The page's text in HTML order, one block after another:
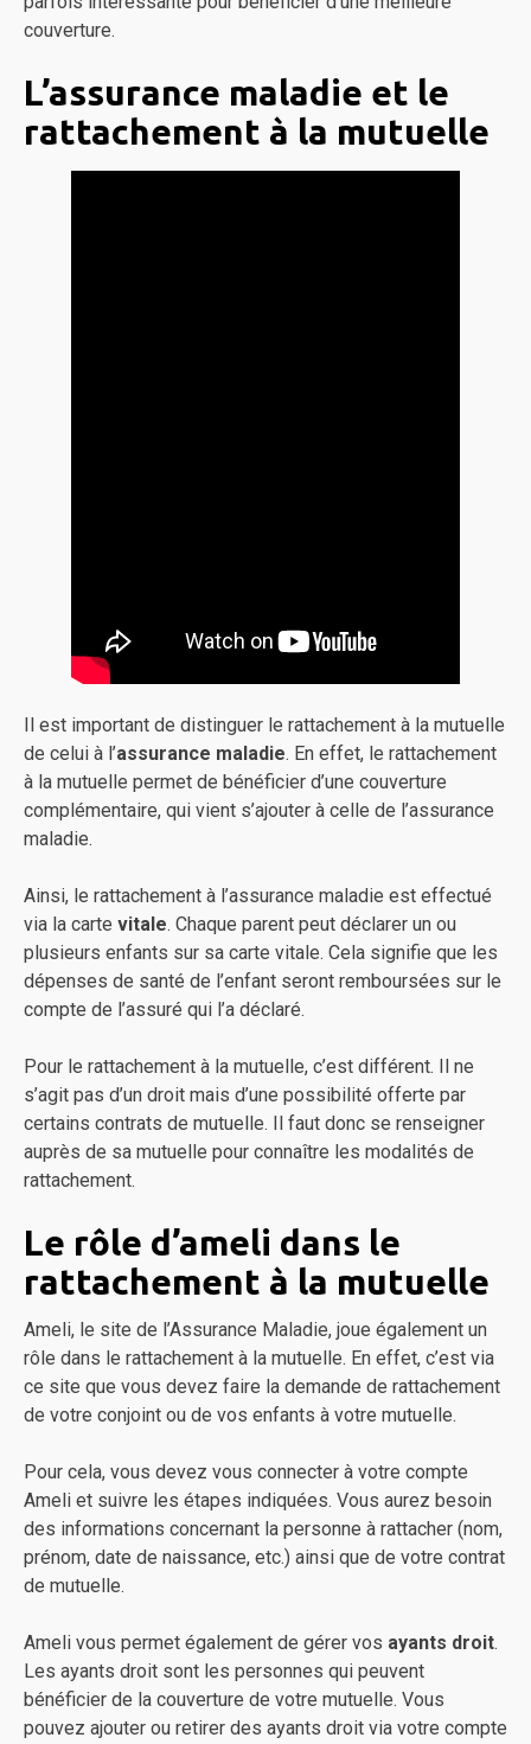
couverture.
L’assurance maladie et le
rattachement à la mutuelle
Il est important de distinguer le rattachement à la mutuelle
de celui à l’assurance maladie. En effet, le rattachement
à la mutuelle permet de bénéficier d’une couverture
complémentaire, qui vient s’ajouter à celle de l’assurance
maladie.
Ainsi, le rattachement à l’assurance maladie est effectué
via la carte vitale. Chaque parent peut déclarer un ou
plusieurs enfants sur sa carte vitale. Cela signifie que les
dépenses de santé de l’enfant seront remboursées sur le
compte de l’assuré qui l’a déclaré.
Pour le rattachement à la mutuelle, c’est différent. Il ne
s’agit pas d’un droit mais d’une possibilité offerte par
certains contrats de mutuelle. Il faut donc se renseigner
auprès de sa mutuelle pour connaître les modalités de
rattachement.
Le rôle d’ameli dans le
rattachement à la mutuelle
Ameli, le site de l’Assurance Maladie, joue également un
rôle dans le rattachement à la mutuelle. En effet, c’est via
ce site que vous devez faire la demande de rattachement
de votre conjoint ou de vos enfants à votre mutuelle.
Pour cela, vous devez vous connecter à votre compte
Ameli et suivre les étapes indiquées. Vous aurez besoin
des informations concernant la personne à rattacher (nom,
prénom, date de naissance, etc.) ainsi que de votre contrat
de mutuelle.
Ameli vous permet également de gérer vos ayants droit.
Les ayants droit sont les personnes qui peuvent
bénéficier de la couverture de votre mutuelle. Vous
pouvez ajouter ou retirer des ayants droit via votre compte